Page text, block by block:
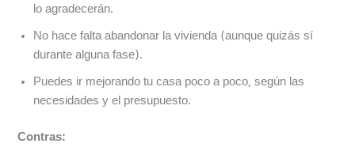
lo agradecerán.
No hace falta abandonar la vivienda (aunque quizás sí
durante alguna fase).
Puedes ir mejorando tu casa poco a poco, según las
necesidades y el presupuesto.
Contras: